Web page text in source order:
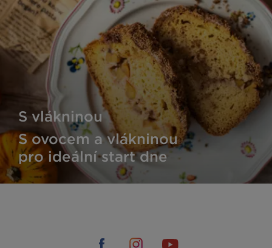
S vlákninou
S ovocem a vlákninou
pro ideální start dne